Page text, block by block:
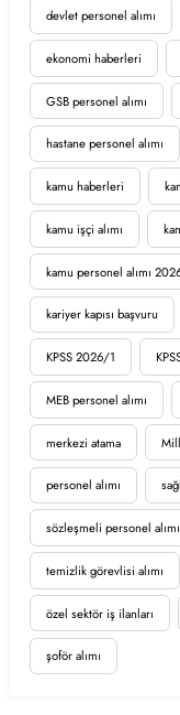
devlet personel alımı
ekonomi haberleri
GSB personel alımı
hastane personel alımı
kamu haberleri
kamu işçi alımı
kamu personel alımı
kariyer kapısı başvuru
KPSS 2026/1
MEB personel alımı
merkezi atama
personel alımı
sözleşmeli personel alımı
temizlik görevlisi alımı
özel sektör iş ilanları
şoför alımı